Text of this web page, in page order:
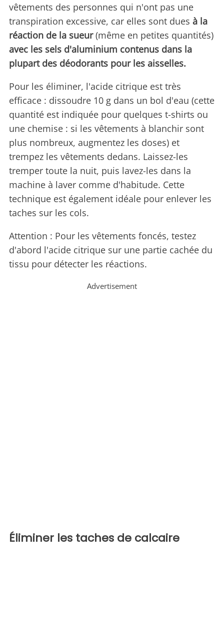
vêtements des personnes qui n'ont pas une
transpiration excessive, car elles sont dues à la
réaction de la sueur(même en petites quantités)
avec les sels d'aluminium contenus dans la
plupart des déodorants pour les aisselles.
Pour les éliminer, l'acide citrique est très
efficace : dissoudre 10 g dans un bol d'eau (cette
quantité est indiquée pour quelques t-shirts ou
une chemise : si les vêtements à blanchir sont
plus nombreux, augmentez les doses) et
trempez les vêtements dedans. Laissez-les
tremper toute la nuit, puis lavez-les dans la
machine à laver comme d'habitude. Cette
technique est également idéale pour enlever les
taches sur les cols.
Attention : Pour les vêtements foncés, testez
d'abord l'acide citrique sur une partie cachée du
tissu pour détecter les réactions.
Advertisement
Éliminer les taches de calcaire